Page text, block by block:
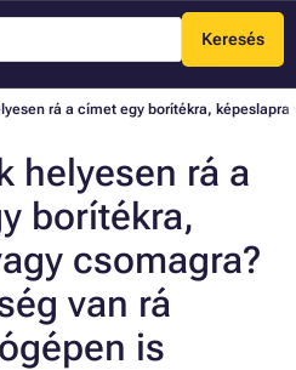
Keresés
Menü
rá a címet egy borítékra,
helyesen rá a
borítékra,
csomagra?
van rá
is